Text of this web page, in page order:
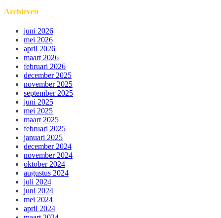
Archieven
juni 2026
mei 2026
april 2026
maart 2026
februari 2026
december 2025
november 2025
september 2025
juni 2025
mei 2025
maart 2025
februari 2025
januari 2025
december 2024
november 2024
oktober 2024
augustus 2024
juli 2024
juni 2024
mei 2024
april 2024